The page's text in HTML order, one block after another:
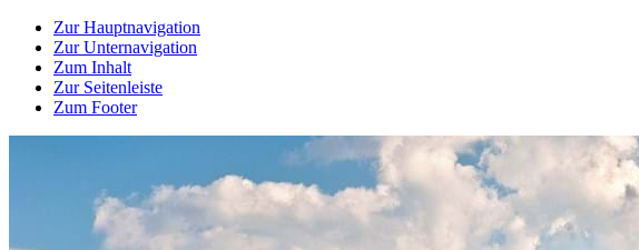
Zur Hauptnavigation
Zur Unternavigation
Zum Inhalt
Zur Seitenleiste
Zum Footer